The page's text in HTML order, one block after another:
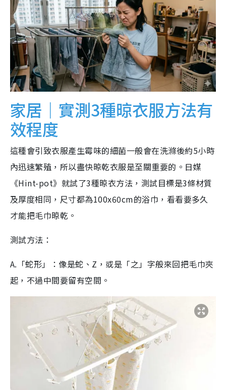
家居｜實測3種晾衣服方法有
效程度
這種會引致衣服產生霉味的細菌一般會在洗滌後約5小時
內迅速繁殖，所以盡快晾乾衣服是至關重要的。日媒
《Hint-pot》就試了3種晾衣方法，測試目標是3條材質
及厚度相同，尺寸都為100x60cm的浴巾，看看要多久
才能把毛巾晾乾。
測試方法：
A.「蛇形」：像是蛇、Z，或是「之」字般來回把毛巾夾
起，不過中間要留有空間。